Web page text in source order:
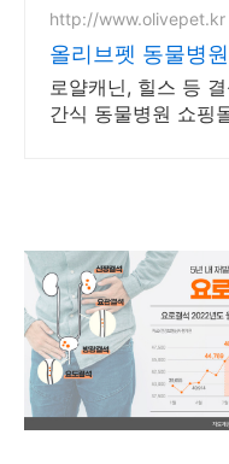
http://www.olivepet.kr
올리브펫 동물병
로얄캐닌, 힐스 등
간식 동물병원 쇼핑